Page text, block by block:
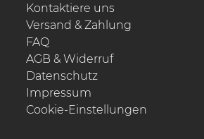
Kontaktiere uns
Versand & Zahlung
FAQ
AGB & Widerruf
Datenschutz
Impressum
Cookie-Einstellungen